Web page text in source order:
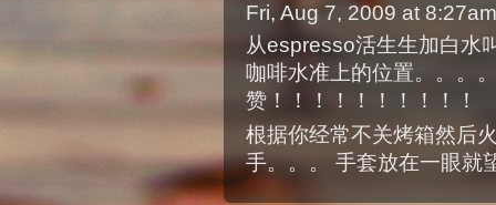
Fri, Aug 7, 2009 at
从espresso活生生加白水
咖啡水准上的位置。。。
赞！！！！！！！！！！
根据你经常不关烤箱然后
手。。。 手套放在一眼就